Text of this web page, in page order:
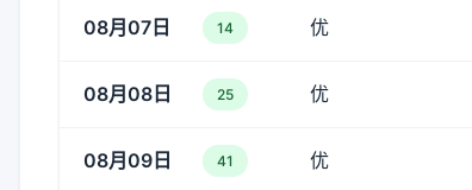
08月07日 14 优
08月08日 25 优
08月09日 41 优